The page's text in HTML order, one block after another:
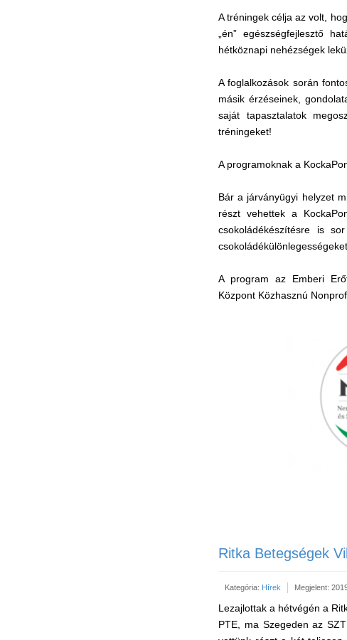
A tréningek célja az volt,
„én” egészségfejlesztő
hétköznapi nehézségek
A foglalkozások során
másik érzéseinek,
saját tapasztalatok
tréningeket!
A programoknak a
Bár a járványügyi helyzet
részt vehettek a
csokoládékészítésre is
A program az Emberi
Központ Közhasznú
Ritka Betegségek
Kategória: Hírek Megjelent:
Lezajlottak a hétvégén a
PTE, ma Szegeden az